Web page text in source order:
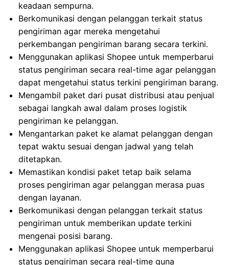
keadaan sempurna.
Berkomunikasi dengan pelanggan terkait status
pengiriman agar mereka mengetahui
perkembangan pengiriman barang secara terkini.
Menggunakan aplikasi Shopee untuk memperbarui
status pengiriman secara real-time agar pelanggan
dapat mengetahui status terkini pengiriman barang.
Mengambil paket dari pusat distribusi atau penjual
sebagai langkah awal dalam proses logistik
pengiriman ke pelanggan.
Mengantarkan paket ke alamat pelanggan dengan
tepat waktu sesuai dengan jadwal yang telah
ditetapkan.
Memastikan kondisi paket tetap baik selama
proses pengiriman agar pelanggan merasa puas
dengan layanan.
Berkomunikasi dengan pelanggan terkait status
pengiriman untuk memberikan update terkini
mengenai posisi barang.
Menggunakan aplikasi Shopee untuk memperbarui
status pengiriman secara real-time guna